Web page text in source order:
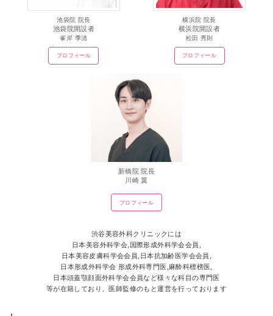
池袋院 院長
池袋院開設者
峯岸 季清
プロフィール
横浜院 院長
横浜院開設者
松田 秀則
プロフィール
新橋院 院長
川崎 翼
プロフィール
渋谷美容外科クリニックには
日本美容外科学会,国際形成外科学会会員,
日本美容皮膚科学会会員,日本抗加齢医学会会員,
日本形成外科学会 形成外科専門医,麻酔科標榜医,
日本頭蓋顎顔面外科学会会員など様々な科目の専門医
等が在籍しており、医師監修のもと運営を行っております